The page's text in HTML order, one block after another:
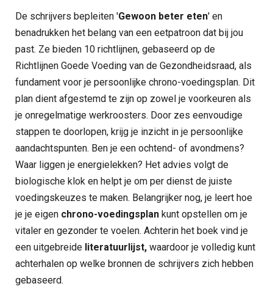
De schrijvers bepleiten 'Gewoon beter eten' en
benadrukken het belang van een eetpatroon dat bij jou
past. Ze bieden 10 richtlijnen, gebaseerd op de
Richtlijnen Goede Voeding van de Gezondheidsraad, als
fundament voor je persoonlijke chrono-voedingsplan. Dit
plan dient afgestemd te zijn op zowel je voorkeuren als
je onregelmatige werkroosters. Door zes eenvoudige
stappen te doorlopen, krijg je inzicht in je persoonlijke
aandachtspunten. Ben je een ochtend- of avondmens?
Waar liggen je energielekken? Het advies volgt de
biologische klok en helpt je om per dienst de juiste
voedingskeuzes te maken. Belangrijker nog, je leert hoe
je je eigen chrono-voedingsplan kunt opstellen om je
vitaler en gezonder te voelen. Achterin het boek vind je
een uitgebreide literatuurlijst, waardoor je volledig kunt
achterhalen op welke bronnen de schrijvers zich hebben
gebaseerd.